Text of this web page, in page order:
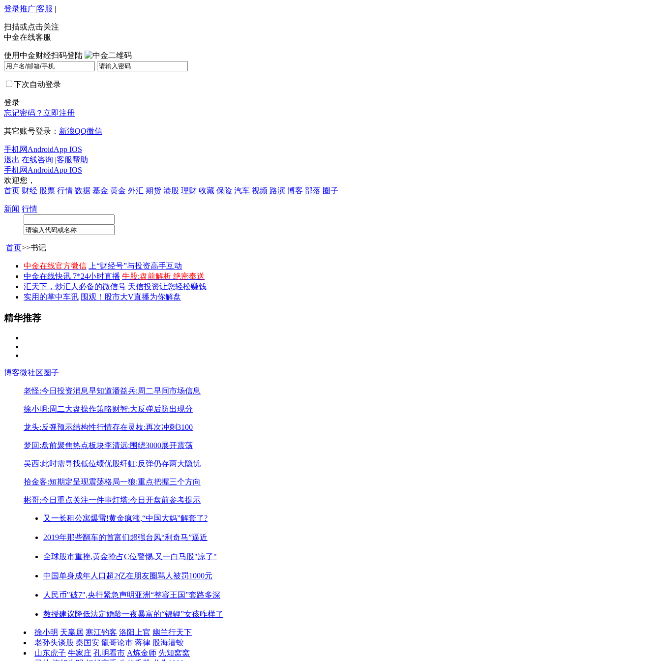
登录推广|客服 |
扫描或点击关注
中金在线客服
使用中金财经扫码登陆
下次自动登录
登录
忘记密码？ 立即注册
其它账号登录： 新浪QQ微信
手机网 AndroidApp IOS
退出 在线咨询 |客服帮助
手机网 AndroidApp IOS
欢迎您，
首页 财经 股票 行情 数据 基金 黄金 外汇 期货 港股 理财 收藏 保险 汽车 视频 路演 博客 部落 圈子
新闻 行情
首页>>书记
中金在线官方微信
上“财经号”与投资高手互动
中金在线快讯 7*24小时直播 牛股:盘前解析 绝密奉送
汇天下，炒汇人必备的微信号 天信投资让您轻松赚钱
实用的掌中车讯 围观！股市大V直播为你解盘
精华推荐
博客微社区圈子
老怪:今日投资消息早知道潘益兵:周二早间市场信息
徐小明:周二大盘操作策略财智:大反弹后防出现分
龙头:反弹预示结构性行情存在灵枝:再次冲刺3100
梦回:盘前聚焦热点板块李清远:围绕3000展开震荡
吴西:此时需寻找低位绩优股纤虹:反弹仍存两大隐忧
拾金客:短期定呈现震荡格局一狼:重点把握三个方向
彬哥:今日重点关注一件事灯塔:今日开盘前参考提示
又一长租公寓爆雷!黄金疯涨,“中国大妈”解套了?
2019年那些翻车的首富们超强台风“利奇马”逼近
全球股市重挫,黄金抢占C位警惕,又一白马股"凉了"
中国单身成年人口超2亿在朋友圈骂人被罚1000元
人民币"破7",央行紧急声明亚洲“整容王国”套路多深
教授建议降低法定婚龄一夜暴富的“锦鲤”女孩咋样了
徐小明 天赢居 寒江钓客 洛阳上官 幽兰行天下
老孙头谈股 秦国安 龍哥论市 蒋律 股海潜蛟
山东虎子 牛家庄 孔明看市 A炼金师 先知窝窝